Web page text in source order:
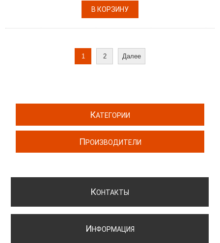
1 2 Далее
КАТЕГОРИИ
ПРОИЗВОДИТЕЛИ
КОНТАКТЫ
ИНФОРМАЦИЯ